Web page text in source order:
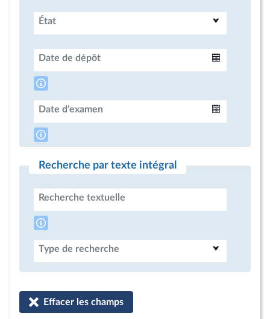
État
Date de dépôt
Date d'examen
Recherche par texte intégral
Recherche textuelle
Type de recherche
Effacer les champs